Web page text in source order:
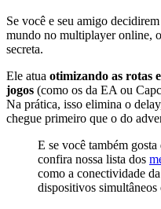
Se você e seu amigo
mundo no multiplayer online, o
secreta.
Ele atua otimizando as rotas
jogos (como os da EA ou
Na prática, isso elimina o
chegue primeiro que o do
E se você também
confira nossa lista dos
como a conectividade
dispositivos